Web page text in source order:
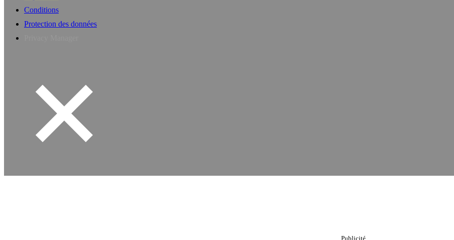
Conditions
Protection des données